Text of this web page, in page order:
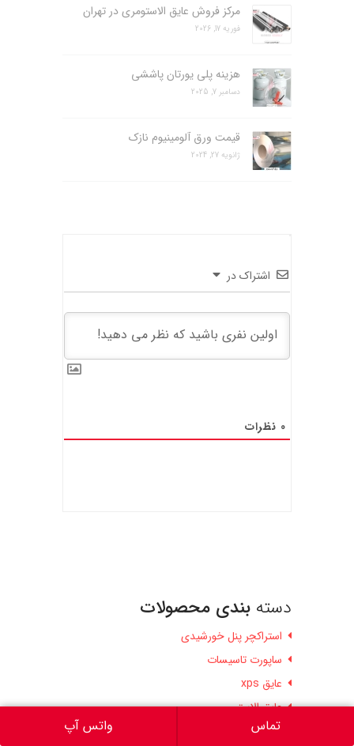
مرکز فروش عایق الاستومری در تهران
فوریه 17, 2026
هزینه پلی یورتان پاششی
دسامبر 7, 2025
قیمت ورق آلومینیوم نازک
ژانویه 27, 2024
اشتراک در
0 نظرات
دسته بندی محصولات
استراکچر پنل خورشیدی
ساپورت تاسیسات
عایق xps
عایق الاستومری
عایق الیاف سرامیک
تماس واتس آپ